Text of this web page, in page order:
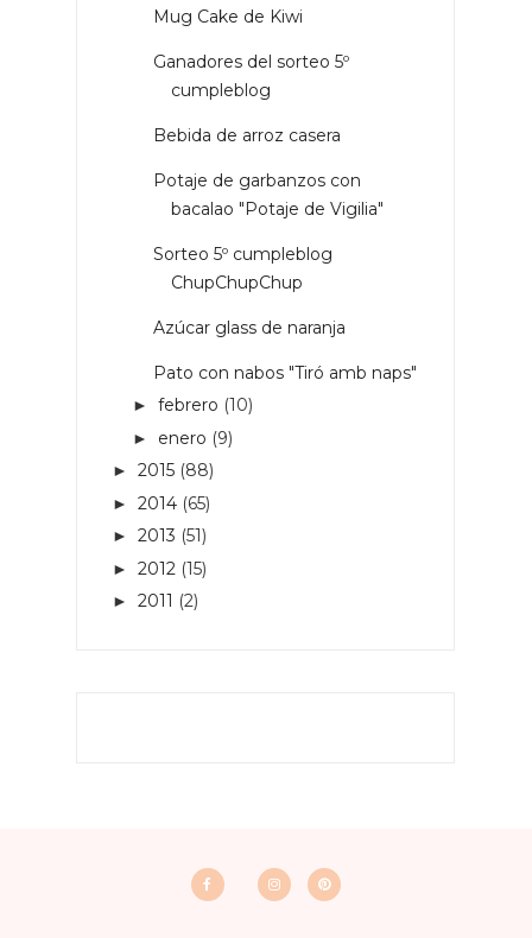
Mug Cake de Kiwi
Ganadores del sorteo 5º
cumpleblog
Bebida de arroz casera
Potaje de garbanzos con
bacalao "Potaje de Vigilia"
Sorteo 5º cumpleblog
ChupChupChup
Azúcar glass de naranja
Pato con nabos "Tiró amb naps"
► febrero (10)
► enero (9)
► 2015 (88)
► 2014 (65)
► 2013 (51)
► 2012 (15)
► 2011 (2)